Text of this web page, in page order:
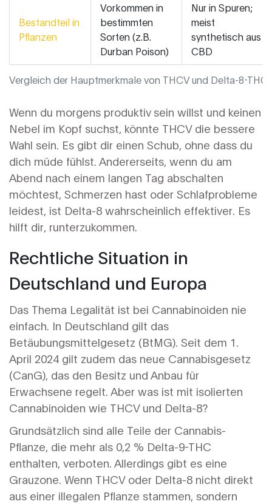
Vergleich der Hauptmerkmale von THCV und Delta-8-THC
Bestandteil in
Pflanzen
Vorkommen in
bestimmten
Sorten (z.B.
Durban Poison)
Nur in Spuren;
meist
synthetisch aus
CBD
Wenn du morgens produktiv sein willst und keinen
Nebel im Kopf suchst, könnte THCV die bessere
Wahl sein. Es gibt dir einen Schub, ohne dass du
dich müde fühlst. Andererseits, wenn du am
Abend nach einem langen Tag abschalten
möchtest, Schmerzen hast oder Schlafprobleme
leidest, ist Delta-8 wahrscheinlich effektiver. Es
hilft dir, runterzukommen.
Rechtliche Situation in
Deutschland und Europa
Das Thema Legalität ist bei Cannabinoiden nie
einfach. In Deutschland gilt das
Betäubungsmittelgesetz (BtMG). Seit dem 1.
April 2024 gilt zudem das neue Cannabisgesetz
(CanG), das den Besitz und Anbau für
Erwachsene regelt. Aber was ist mit isolierten
Cannabinoiden wie THCV und Delta-8?
Grundsätzlich sind alle Teile der Cannabis-
Pflanze, die mehr als 0,2 % Delta-9-THC
enthalten, verboten. Allerdings gibt es eine
Grauzone. Wenn THCV oder Delta-8 nicht direkt
aus einer illegalen Pflanze stammen, sondern